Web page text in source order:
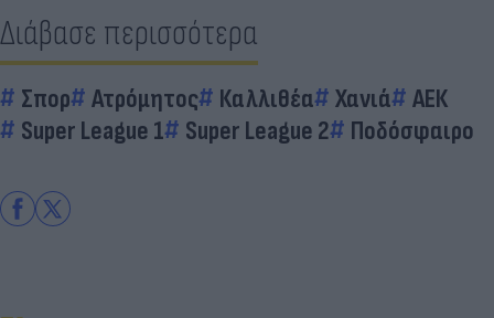
Διάβασε περισσότερα
Σπορ Ατρόμητος Καλλιθέα Χανιά
ΑΕΚ
Super League 1
Super League 2 Ποδόσφαιρο